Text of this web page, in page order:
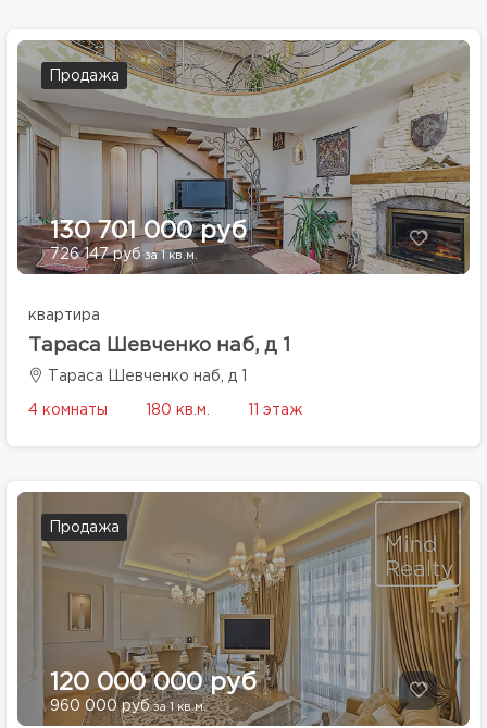
Продажа
130 701 000 руб
726 147 рубза 1 кв.м.
квартира
Тараса Шевченко наб, д 1
Тараса Шевченко наб, д 1
4 комнаты 180 кв.м. 11 этаж
Продажа
120 000 000 руб
960 000 рубза 1 кв.м.